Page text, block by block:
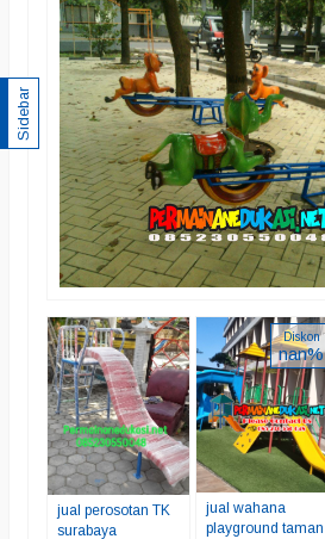
jual perosotan TK
surabaya
Diskon
nan%
jual wahana
playground taman
Sidebar